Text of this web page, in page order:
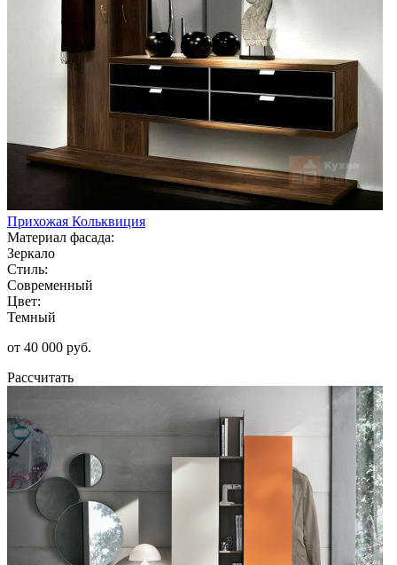
Прихожая Кольквиция
Материал фасада:
Зеркало
Стиль:
Современный
Цвет:
Темный
от 40 000 руб.
Рассчитать